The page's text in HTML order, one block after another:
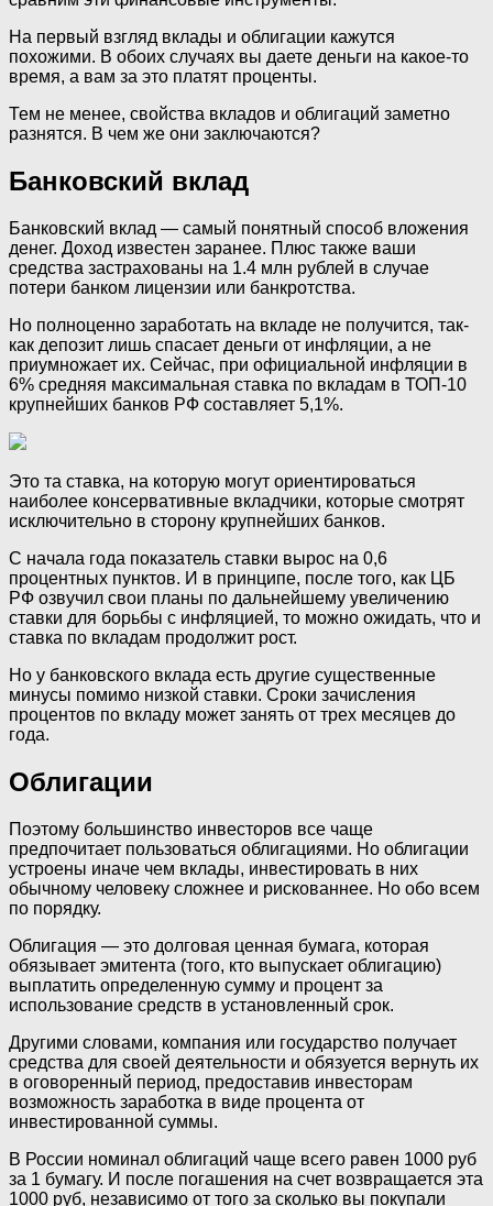
На первый взгляд вклады и облигации кажутся
похожими. В обоих случаях вы даете деньги на какое-то
время, а вам за это платят проценты.
Тем не менее, свойства вкладов и облигаций заметно
разнятся. В чем же они заключаются?
Банковский вклад
Банковский вклад —‌ самый понятный способ вложения
денег. Доход известен заранее. Плюс также ваши
средства застрахованы на 1.4 млн рублей в случае
потери банком лицензии или банкротства.
Но полноценно заработать на вкладе не получится, так-
как депозит лишь спасает деньги от инфляции, а не
приумножает их. Сейчас, при официальной инфляции в
6% средняя максимальная ставка по вкладам в ТОП-10
крупнейших банков РФ составляет 5,1%.
Это та ставка, на которую могут ориентироваться
наиболее консервативные вкладчики, которые смотрят
исключительно в сторону крупнейших банков.
С начала года показатель ставки вырос на 0,6
процентных пунктов. И в принципе, после того, как ЦБ
РФ озвучил свои планы по дальнейшему увеличению
ставки для борьбы с инфляцией, то можно ожидать, что и
ставка по вкладам продолжит рост.
Но у банковского вклада есть другие существенные
минусы помимо низкой ставки. Сроки зачисления
процентов по вкладу может занять от трех месяцев до
года.
Облигации
Поэтому большинство инвесторов все чаще
предпочитает пользоваться облигациями. Но облигации
устроены иначе чем вклады, инвестировать в них
обычному человеку сложнее и рискованнее. Но обо всем
по порядку.
Облигация —‌ это долговая ценная бумага, которая
обязывает эмитента (того, кто выпускает облигацию)
выплатить определенную сумму и процент за
использование средств в установленный срок.
Другими словами, компания или государство получает
средства для своей деятельности и обязуется вернуть их
в оговоренный период, предоставив инвесторам
возможность заработка в виде процента от
инвестированной суммы.
В России номинал облигаций чаще всего равен 1000 руб
за 1 бумагу. И после погашения на счет возвращается эта
1000 руб, независимо от того за сколько вы покупали